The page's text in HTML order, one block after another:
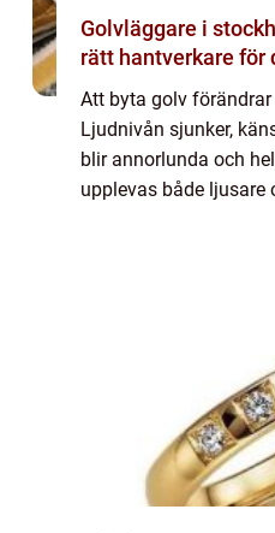
Golvläggare i stockholm så
rätt hantverkare för
Att byta golv
Ljudnivån sjunker,
blir annorlunda och
upplevas både ljusare